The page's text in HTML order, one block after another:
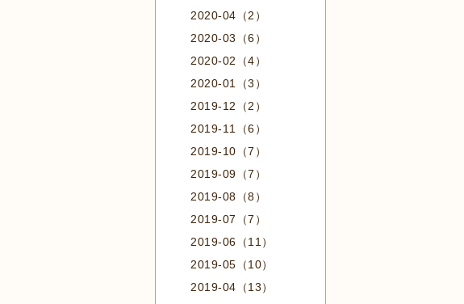
2020-04（2）
2020-03（6）
2020-02（4）
2020-01（3）
2019-12（2）
2019-11（6）
2019-10（7）
2019-09（7）
2019-08（8）
2019-07（7）
2019-06（11）
2019-05（10）
2019-04（13）